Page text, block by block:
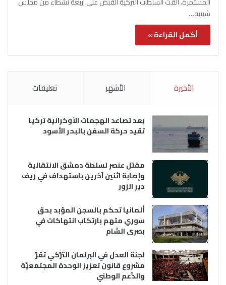
شبيبة…
أكمل القراءة »
الأخيرة الأشهر تعليقات
بعد تصاعد الهجمات الأوكرانية تركيا
تقيد حركة السفن بالبحر الأسود
مقتل عنصر لسلطة دمشق الانتقالية
وإصابة اثنين آخرين باستهداف في ريف
دير الزور
ألمانيا تحكم بالسجن المؤبد بحق
سوري متهم بارتكاب انتهاكات في
بصرى الشام
لجنة العدل في البرلمان التُّركي تقرُّ
مشروع قانون تعزيز الوحدة المجتمعيَّة
والدَّعم الوطني